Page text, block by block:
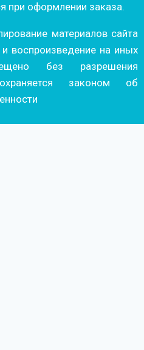
при оформлении заказа.
материалов сайта
воспроизведение на иных
без разрешения
законом об